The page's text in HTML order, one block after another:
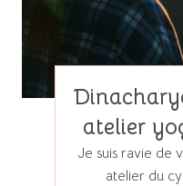
atelier
Je suis ravie de
atelier du